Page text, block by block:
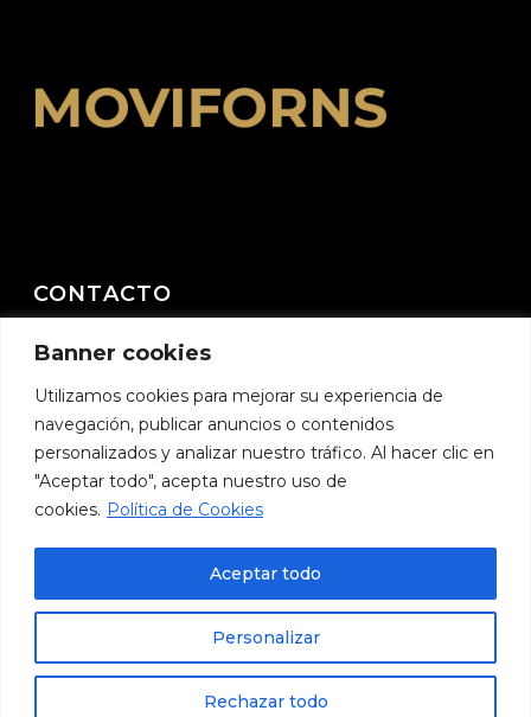
Banner cookies
Utilizamos cookies para mejorar su experiencia de
navegación, publicar anuncios o contenidos
personalizados y analizar nuestro tráfico. Al hacer clic en
"Aceptar todo", acepta nuestro uso de
cookies. Política de Cookies
Personalizar
Rechazar todo
Aceptar todo
CONTACTO
C/ Milagrosa nº 14 – 46410 Sueca (Valencia)
E-mail:moviforns@moviforns.com
Teléfono:657 225 594